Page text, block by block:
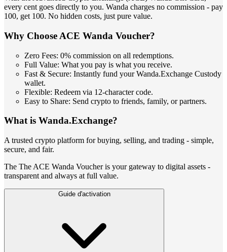
every cent goes directly to you. Wanda charges no commission - pay
100, get 100. No hidden costs, just pure value.
Why Choose ACE Wanda Voucher?
Zero Fees: 0% commission on all redemptions.
Full Value: What you pay is what you receive.
Fast & Secure: Instantly fund your Wanda.Exchange Custody
wallet.
Flexible: Redeem via 12-character code.
Easy to Share: Send crypto to friends, family, or partners.
What is Wanda.Exchange?
A trusted crypto platform for buying, selling, and trading - simple,
secure, and fair.
The The ACE Wanda Voucher is your gateway to digital assets -
transparent and always at full value.
Guide d'activation